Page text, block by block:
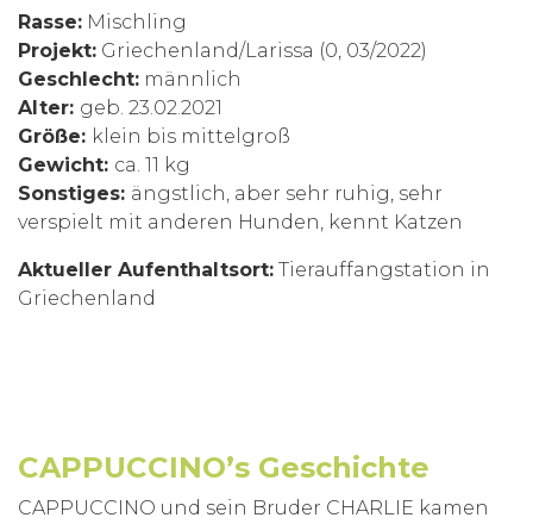
Rasse: Mischling
Projekt: Griechenland/Larissa (0, 03/2022)
Geschlecht: männlich
Alter: geb. 23.02.2021
Größe: klein bis mittelgroß
Gewicht: ca. 11 kg
Sonstiges: ängstlich, aber sehr ruhig, sehr
verspielt mit anderen Hunden, kennt Katzen
Aktueller Aufenthaltsort: Tierauffangstation in
Griechenland
CAPPUCCINO’s Geschichte
CAPPUCCINO und sein Bruder CHARLIE kamen